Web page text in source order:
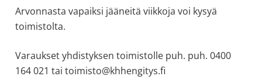
Arvonnasta vapaiksi jääneitä viikkoja voi kysyä
toimistolta.
Varaukset yhdistyksen toimistolle puh. puh. 0400
164 021 tai toimisto@khhengitys.fi